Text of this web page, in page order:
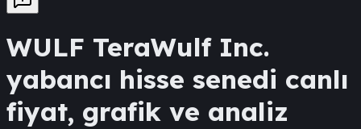
WULF TeraWulf Inc.
yabancı hisse senedi canlı
fiyat, grafik ve analiz